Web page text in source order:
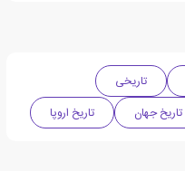
تاریخی
تاریخ جهان تاریخ اروپا